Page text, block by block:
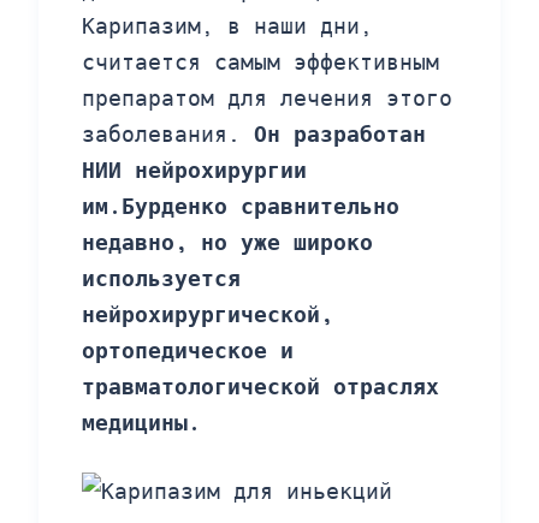
Карипазим, в наши дни,
считается самым эффективным
препаратом для лечения этого
заболевания. Он разработан
НИИ нейрохирургии
им.Бурденко сравнительно
недавно, но уже широко
используется
нейрохирургической,
ортопедическое и
травматологической отраслях
медицины.